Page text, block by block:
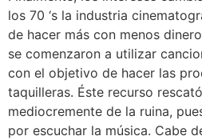
los 70 ‘s la industria
de hacer más con menos
se comenzaron a utilizar
con el objetivo de hacer las
taquilleras. Éste recurso
mediocremente de la ruina,
por escuchar la música. Cabe